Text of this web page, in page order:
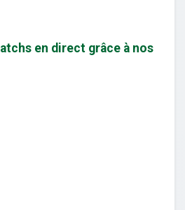
en direct grâce à nos